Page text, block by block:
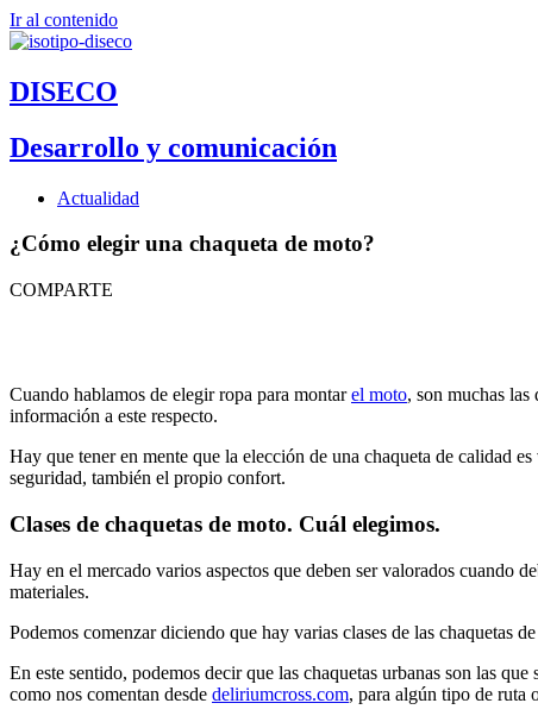
Ir al contenido
DISECO
Desarrollo y comunicación
Actualidad
¿Cómo elegir una chaqueta de moto?
COMPARTE
Cuando hablamos de elegir ropa para montarel moto, son muchas las
información a este respecto.
Hay que tener en mente que la elección de una chaqueta de calidad
seguridad, también el propio confort.
Clases de chaquetas de moto. Cuál elegimos.
Hay en el mercado varios aspectos que deben ser valorados cuando
materiales.
Podemos comenzar diciendo que hay varias clases de las chaquetas
En este sentido, podemos decir que las chaquetas urbanas son las
como nos comentan desde deliriumcross.com, para algún tipo de ruta